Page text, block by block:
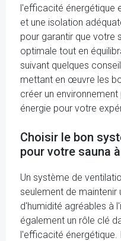
l'efficacité énergétique
et une isolation
pour garantir que votre
optimale tout en
suivant quelques
mettant en œuvre les
créer un
énergie pour votre
Choisir le bon
pour votre sauna
Un système de
seulement de maintenir
d'humidité agréables à
également un rôle clé
l'efficacité énergétique.